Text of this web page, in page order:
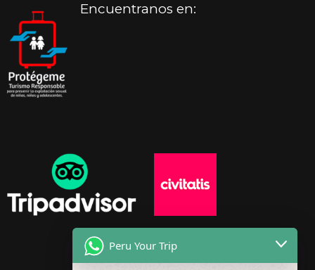
Encuentranos en:
Peru Your Trip